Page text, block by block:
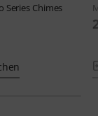
Series Chimes